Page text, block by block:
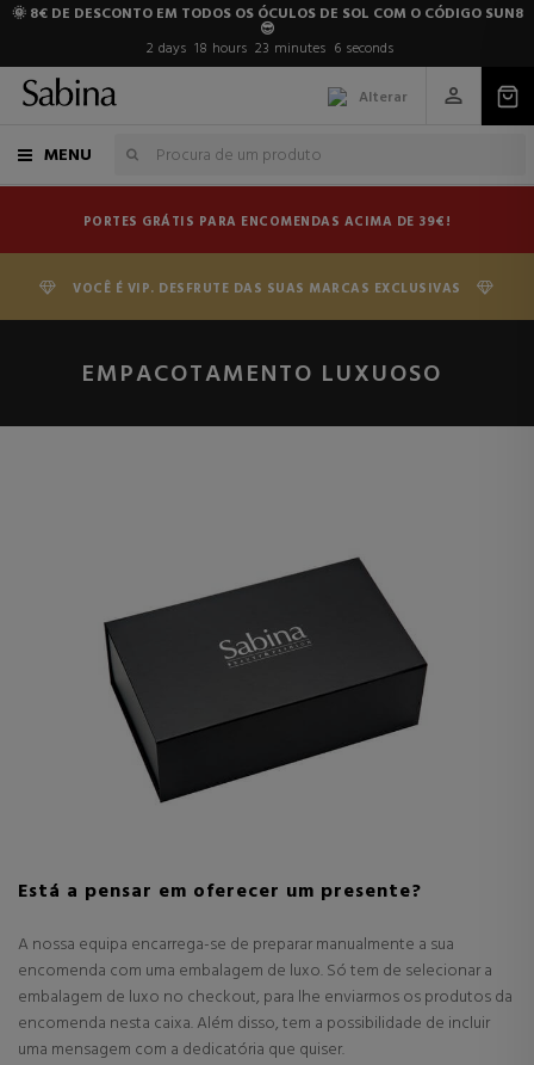
🌞 8€ DE DESCONTO EM TODOS OS ÓCULOS DE SOL COM O CÓDIGO SUN8
😎
2 days 18 hours 23 minutes 6 seconds
Alterar
MENU
PORTES GRÁTIS PARA ENCOMENDAS ACIMA DE 39€!
VOCÊ É VIP. DESFRUTE DAS SUAS MARCAS EXCLUSIVAS
EMPACOTAMENTO LUXUOSO
Está a pensar em oferecer um presente?
A nossa equipa encarrega-se de preparar manualmente a sua
encomenda com uma embalagem de luxo. Só tem de selecionar a
embalagem de luxo no checkout, para lhe enviarmos os produtos da
encomenda nesta caixa. Além disso, tem a possibilidade de incluir
uma mensagem com a dedicatória que quiser.